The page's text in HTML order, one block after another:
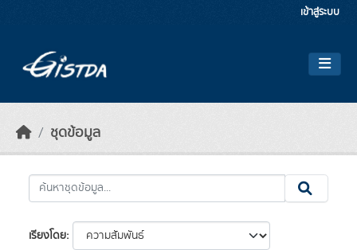
เข้าสู่ระบบ
ชุดข้อมูล
เรียงโดย